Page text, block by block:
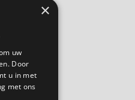
×
uw
Door
u in met
met ons